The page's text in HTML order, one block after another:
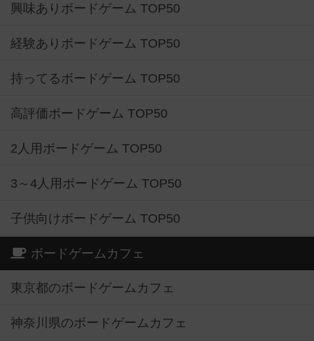
興味ありボードゲーム TOP50
経験ありボードゲーム TOP50
持ってるボードゲーム TOP50
高評価ボードゲーム TOP50
2人用ボードゲーム TOP50
3～4人用ボードゲーム TOP50
子供向けボードゲーム TOP50
ボードゲームカフェ
東京都のボードゲームカフェ
神奈川県のボードゲームカフェ